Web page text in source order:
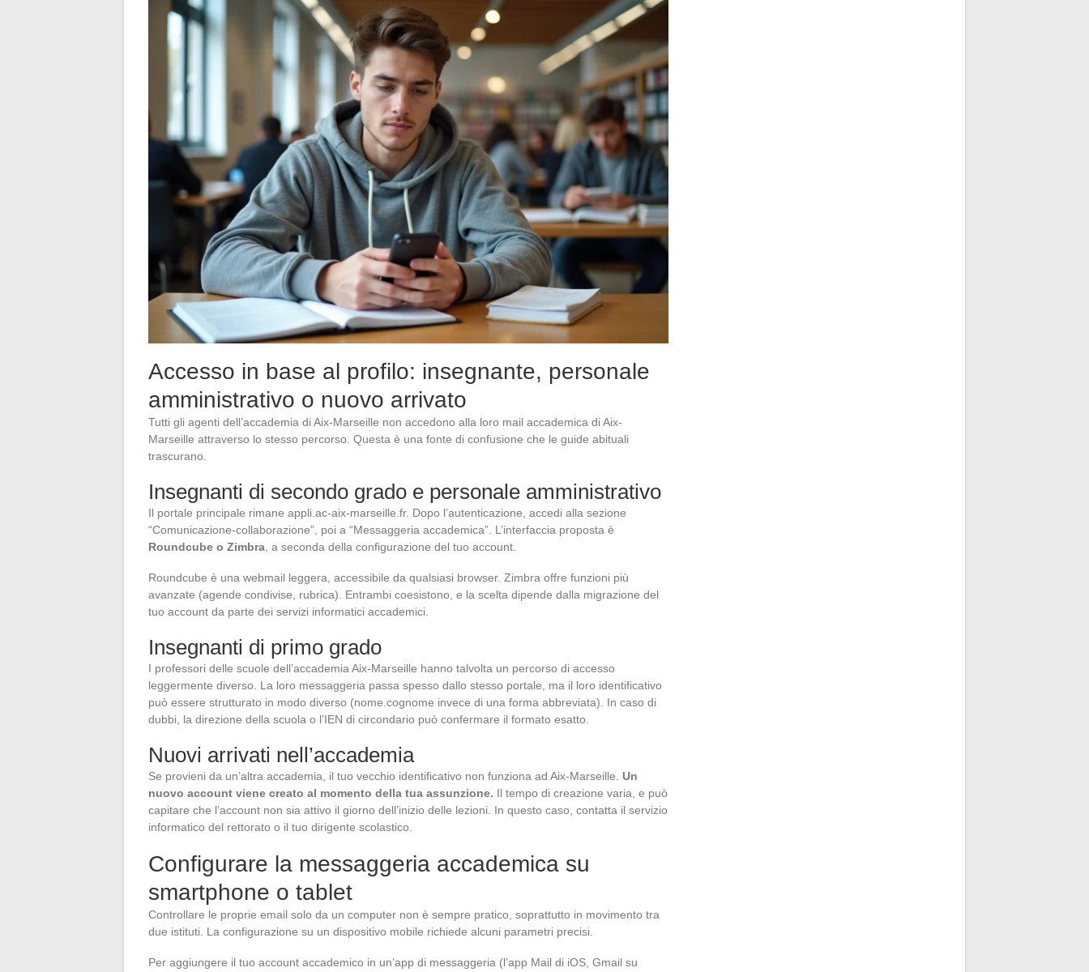
Accesso in base al profilo: insegnante, personale
amministrativo o nuovo arrivato
Tutti gli agenti dell’accademia di Aix-Marseille non accedono alla loro mail accademica di Aix-
Marseille attraverso lo stesso percorso. Questa è una fonte di confusione che le guide abituali
trascurano.
Insegnanti di secondo grado e personale amministrativo
Il portale principale rimane appli.ac-aix-marseille.fr. Dopo l’autenticazione, accedi alla sezione
“Comunicazione-collaborazione”, poi a “Messaggeria accademica”. L’interfaccia proposta è
Roundcube o Zimbra, a seconda della configurazione del tuo account.
Roundcube è una webmail leggera, accessibile da qualsiasi browser. Zimbra offre funzioni più
avanzate (agende condivise, rubrica). Entrambi coesistono, e la scelta dipende dalla migrazione del
tuo account da parte dei servizi informatici accademici.
Insegnanti di primo grado
I professori delle scuole dell’accademia Aix-Marseille hanno talvolta un percorso di accesso
leggermente diverso. La loro messaggeria passa spesso dallo stesso portale, ma il loro identificativo
può essere strutturato in modo diverso (nome.cognome invece di una forma abbreviata). In caso di
dubbi, la direzione della scuola o l’IEN di circondario può confermare il formato esatto.
Nuovi arrivati nell’accademia
Se provieni da un’altra accademia, il tuo vecchio identificativo non funziona ad Aix-Marseille. Un
nuovo account viene creato al momento della tua assunzione. Il tempo di creazione varia, e può
capitare che l’account non sia attivo il giorno dell’inizio delle lezioni. In questo caso, contatta il servizio
informatico del rettorato o il tuo dirigente scolastico.
Configurare la messaggeria accademica su
smartphone o tablet
Controllare le proprie email solo da un computer non è sempre pratico, soprattutto in movimento tra
due istituti. La configurazione su un dispositivo mobile richiede alcuni parametri precisi.
Per aggiungere il tuo account accademico in un’app di messaggeria (l’app Mail di iOS, Gmail su